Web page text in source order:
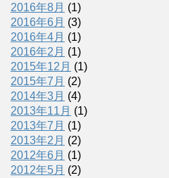
2016年8月 (1)
2016年6月 (3)
2016年4月 (1)
2016年2月 (1)
2015年12月 (1)
2015年7月 (2)
2014年3月 (4)
2013年11月 (1)
2013年7月 (1)
2013年2月 (2)
2012年6月 (1)
2012年5月 (2)